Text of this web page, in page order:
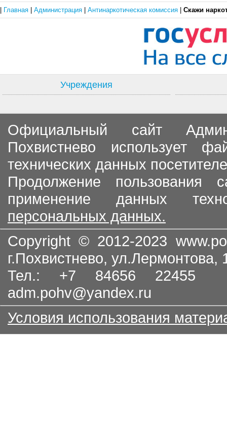
Главная Администрация Антинаркотическая комиссия Скажи
Учреждения
Официальный сайт
Похвистнево использует
технических данных
Продолжение пользования
применение данных
персональных данных.
Copyright © 2012-2023
г.Похвистнево, ул.Лермонтова,
Тел.: +7 84656
adm.pohv@yandex.ru
Условия использования